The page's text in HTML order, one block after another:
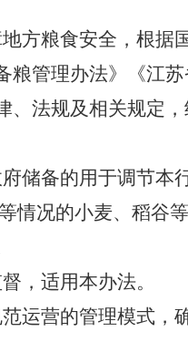
方粮食安全，根据
粮管理办法》《江
、法规及相关规定
储备的用于调节本
情况的小麦、稻谷
，适用本办法。
运营的管理模式，